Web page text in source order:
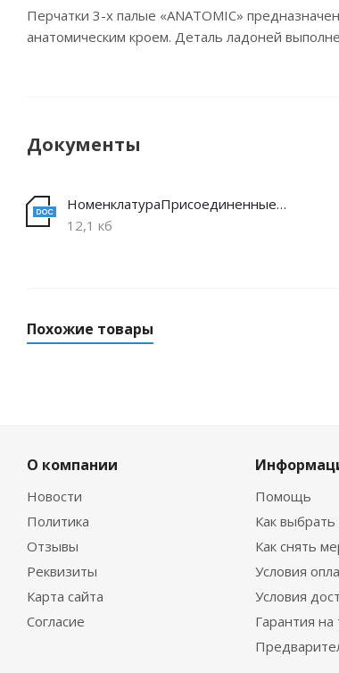
Перчатки 3-х палые «ANATOMIC»
анатомическим кроем. Деталь ладоней
Документы
НоменклатураПрисоединенныеФайлы
12,1 кб
Похожие товары
Перчатки Hunter 5-палые 3мм ультраспан/
Достаточно
О компании
Новости
Политика
Отзывы
Реквизиты
Карта сайта
Согласие
Помощь
Как
Как снять
Условия
Условия
Гарантия на